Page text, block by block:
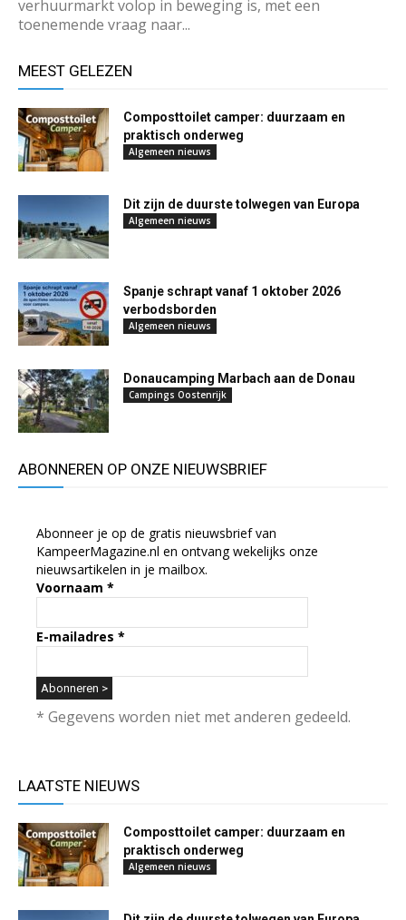
verhuurmarkt volop in beweging is, met een
toenemende vraag naar...
MEEST GELEZEN
Composttoilet camper: duurzaam en
praktisch onderweg
Algemeen nieuws
Dit zijn de duurste tolwegen van Europa
Algemeen nieuws
Spanje schrapt vanaf 1 oktober 2026
verbodsborden
Algemeen nieuws
Donaucamping Marbach aan de Donau
Campings Oostenrijk
ABONNEREN OP ONZE NIEUWSBRIEF
Abonneer je op de gratis nieuwsbrief van
KampeerMagazine.nl en ontvang wekelijks onze
nieuwsartikelen in je mailbox.
Voornaam *
E-mailadres *
* Gegevens worden niet met anderen gedeeld.
LAATSTE NIEUWS
Composttoilet camper: duurzaam en
praktisch onderweg
Algemeen nieuws